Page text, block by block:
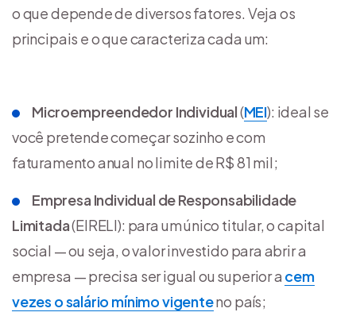
o que depende de diversos fatores. Veja os
principais e o que caracteriza cada um:
Microempreendedor Individual(MEI): ideal se
você pretende começar sozinho e com
faturamento anual no limite de R$ 81 mil;
Empresa Individual de Responsabilidade
Limitada(EIRELI): para um único titular, o capital
social — ou seja, o valor investido para abrir a
empresa — precisa ser igual ou superior a cem
vezes o salário mínimo vigenteno país;